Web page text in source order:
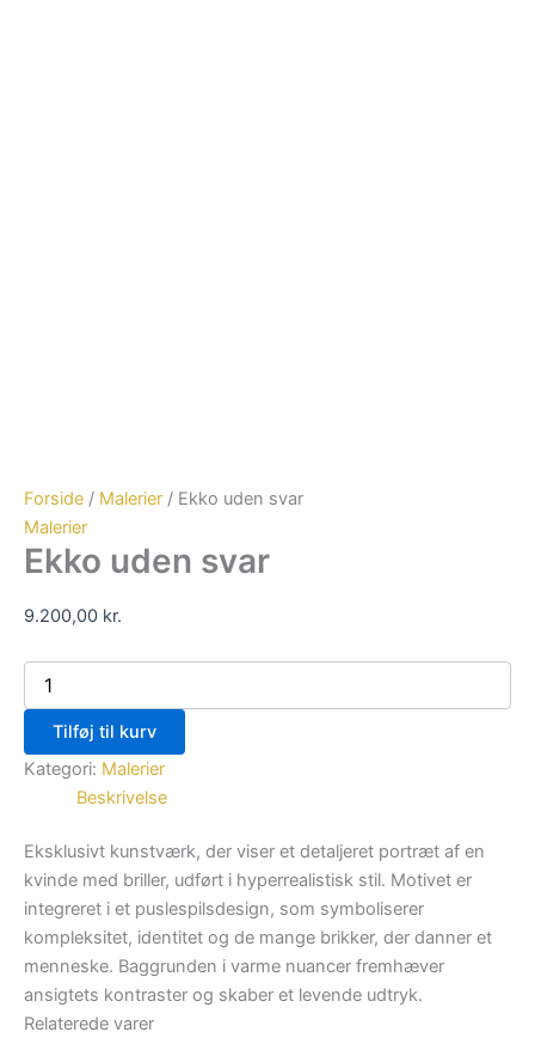
Forside / Malerier / Ekko uden svar
Malerier
Ekko uden svar
9.200,00 kr.
Tilføj til kurv
Kategori: Malerier
Beskrivelse
Eksklusivt kunstværk, der viser et detaljeret portræt af en
kvinde med briller, udført i hyperrealistisk stil. Motivet er
integreret i et puslespilsdesign, som symboliserer
kompleksitet, identitet og de mange brikker, der danner et
menneske. Baggrunden i varme nuancer fremhæver
ansigtets kontraster og skaber et levende udtryk.
Relaterede varer